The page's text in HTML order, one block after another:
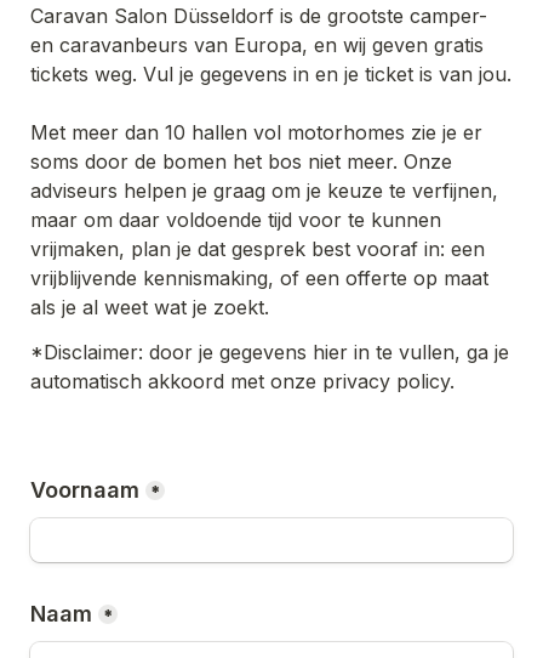
Caravan Salon Düsseldorf is de grootste camper-
en caravanbeurs van Europa, en wij geven gratis
tickets weg. Vul je gegevens in en je ticket is van jou.
Met meer dan 10 hallen vol motorhomes zie je er
soms door de bomen het bos niet meer. Onze
adviseurs helpen je graag om je keuze te verfijnen,
maar om daar voldoende tijd voor te kunnen
vrijmaken, plan je dat gesprek best vooraf in: een
vrijblijvende kennismaking, of een offerte op maat
als je al weet wat je zoekt.
*Disclaimer: door je gegevens hier in te vullen, ga je
automatisch akkoord met onze privacy policy.
Voornaam *
Naam *